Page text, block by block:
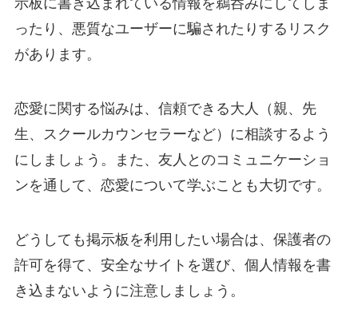
示板に書き込まれている情報を鵜呑みにしてしま
ったり、悪質なユーザーに騙されたりするリスク
があります。
恋愛に関する悩みは、信頼できる大人（親、先
生、スクールカウンセラーなど）に相談するよう
にしましょう。また、友人とのコミュニケーショ
ンを通して、恋愛について学ぶことも大切です。
どうしても掲示板を利用したい場合は、保護者の
許可を得て、安全なサイトを選び、個人情報を書
き込まないように注意しましょう。